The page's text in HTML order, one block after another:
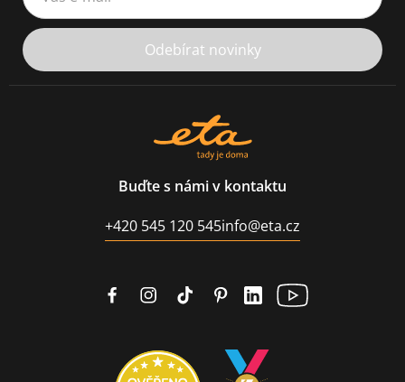
Odebírat novinky
Buďte s námi v kontaktu
+420 545 120 545info@eta.cz